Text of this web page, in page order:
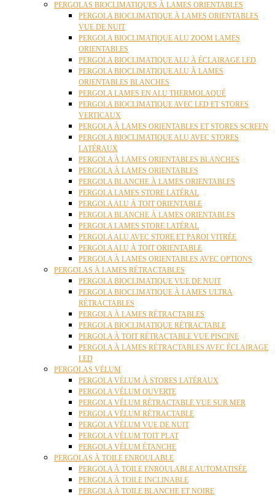
PERGOLAS BIOCLIMATIQUES À LAMES ORIENTABLES
PERGOLA BIOCLIMATIQUE À LAMES ORIENTABLES
VUE DE NUIT
PERGOLA BIOCLIMATIQUE ALU ZOOM LAMES
ORIENTABLES
PERGOLA BIOCLIMATIQUE ALU À ÉCLAIRAGE LED
PERGOLA BIOCLIMATIQUE ALU À LAMES
ORIENTABLES BLANCHES
PERGOLA LAMES EN ALU THERMOLAQUÉ
PERGOLA BIOCLIMATIQUE AVEC LED ET STORES
VERTICAUX
PERGOLA À LAMES ORIENTABLES ET STORES SCREEN
PERGOLA BIOCLIMATIQUE ALU AVEC STORES
LATÉRAUX
PERGOLA À LAMES ORIENTABLES BLANCHES
PERGOLA À LAMES ORIENTABLES
PERGOLA BLANCHE À LAMES ORIENTABLES
PERGOLA LAMES STORE LATÉRAL
PERGOLA ALU À TOIT ORIENTABLE
PERGOLA BLANCHE À LAMES ORIENTABLES
PERGOLA LAMES STORE LATÉRAL
PERGOLA ALU AVEC STORE ET PAROI VITRÉE
PERGOLA ALU À TOIT ORIENTABLE
PERGOLA À LAMES ORIENTABLES AVEC OPTIONS
PERGOLAS À LAMES RÉTRACTABLES
PERGOLA BIOCLIMATIQUE VUE DE NUIT
PERGOLA BIOCLIMATIQUE À LAMES ULTRA
RÉTRACTABLES
PERGOLA À LAMES RÉTRACTABLES
PERGOLA BIOCLIMATIQUE RÉTRACTABLE
PERGOLA À TOIT RÉTRACTABLE VUE PISCINE
PERGOLA À LAMES RÉTRACTABLES AVEC ÉCLAIRAGE
LED
PERGOLAS VÉLUM
PERGOLA VÉLUM À STORES LATÉRAUX
PERGOLA VÉLUM OUVERTE
PERGOLA VÉLUM RÉTRACTABLE VUE SUR MER
PERGOLA VÉLUM RÉTRACTABLE
PERGOLA VÉLUM VUE DE NUIT
PERGOLA VÉLUM TOIT PLAT
PERGOLA VÉLUM ÉTANCHE
PERGOLAS À TOILE ENROULABLE
PERGOLA À TOILE ENROULABLE AUTOMATISÉE
PERGOLA À TOILE INCLINABLE
PERGOLA À TOILE BLANCHE ET NOIRE